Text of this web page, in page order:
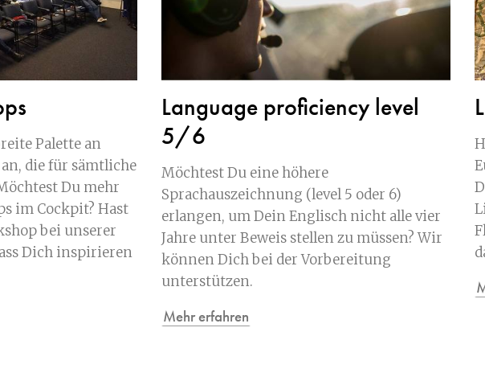
Palette an
die für sämtliche
Du mehr
im Cockpit? Hast
bei unserer
Dich inspirieren
Language proficiency level
5/6
Möchtest Du eine höhere
Sprachauszeichnung (level 5 oder 6)
erlangen, um Dein Englisch nicht alle vier
Jahre unter Beweis stellen zu müssen? Wir
können Dich bei der Vorbereitung
unterstützen.
Mehr erfahren